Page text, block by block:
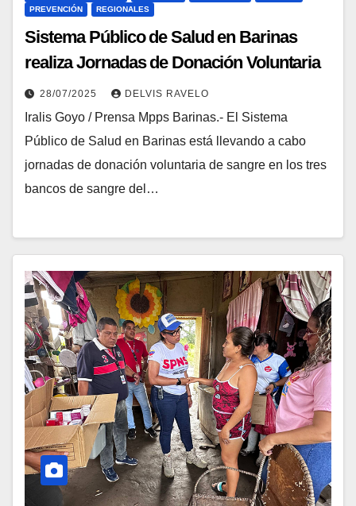
PREVENCIÓN
REGIONALES
Sistema Público de Salud en Barinas
realiza Jornadas de Donación Voluntaria
de Sangre
28/07/2025 DELVIS RAVELO
Iralis Goyo / Prensa Mpps Barinas.- El Sistema
Público de Salud en Barinas está llevando a cabo
jornadas de donación voluntaria de sangre en los tres
bancos de sangre del…